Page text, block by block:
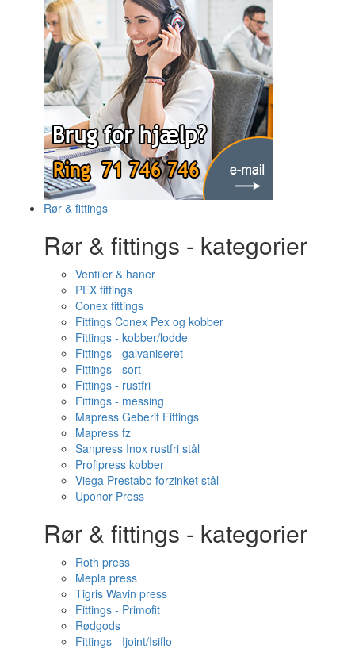
Rør & fittings
Rør & fittings - kategorier
Ventiler & haner
PEX fittings
Conex fittings
Fittings Conex Pex og kobber
Fittings - kobber/lodde
Fittings - galvaniseret
Fittings - sort
Fittings - rustfri
Fittings - messing
Mapress Geberit Fittings
Mapress fz
Sanpress Inox rustfri stål
Profipress kobber
Viega Prestabo forzinket stål
Uponor Press
Rør & fittings - kategorier
Roth press
Mepla press
Tigris Wavin press
Fittings - Primofit
Rødgods
Fittings - Ijoint/Isiflo